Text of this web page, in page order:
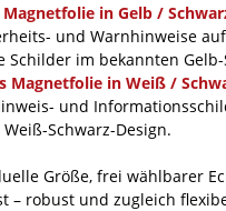
in Gelb /
und Warnhinweise
im bekannten Gelb-
Magnetfolie in Weiß /
und
Schwarz-Design.
Größe, frei wählbarer
– robust und zugleich